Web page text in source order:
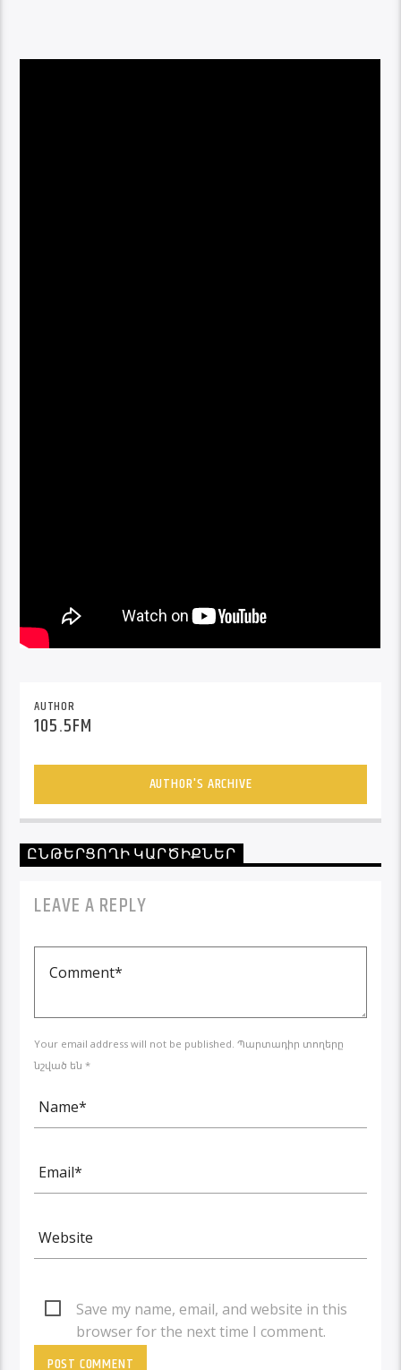
AUTHOR
105.5FM
AUTHOR'S ARCHIVE
ԸՆԹԵՐՑՈՂԻ ԿԱՐԾԻՔՆԵՐ
LEAVE A REPLY
Your email address will not be published. Պարտադիր տողերը
նշված են *
Save my name, email, and website in this
browser for the next time I comment.